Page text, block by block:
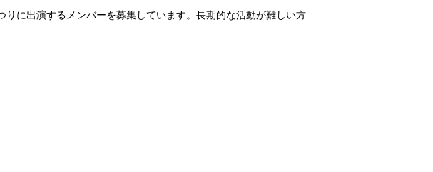
に出演するメンバーを募集しています。長期的な活動が難しい方